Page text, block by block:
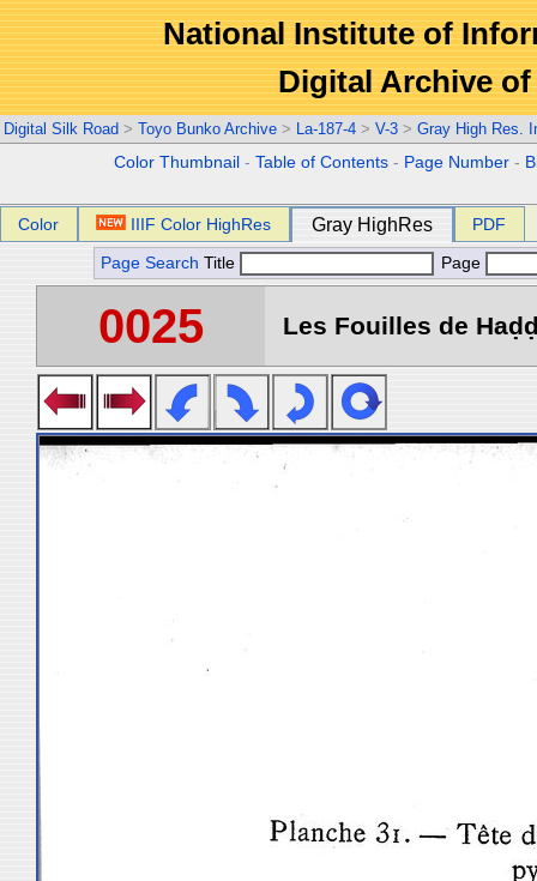
National Institute of
Digital Archive
Digital Silk Road > Toyo Bunko Archive > La-187-4 > V-3 > Gray High Res.
Color Thumbnail -Table of Contents - Page Number -
Color IIIF Color HighRes Gray HighRes PDF
Page Search Title Page
0025 Les Fouilles de